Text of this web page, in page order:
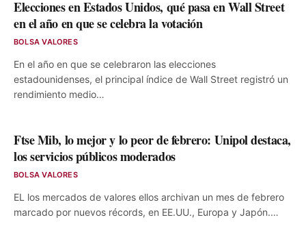
Elecciones en Estados Unidos, qué pasa en Wall Street
en el año en que se celebra la votación
BOLSA VALORES
En el año en que se celebraron las elecciones
estadounidenses, el principal índice de Wall Street registró un
rendimiento medio…
Ftse Mib, lo mejor y lo peor de febrero: Unipol destaca,
los servicios públicos moderados
BOLSA VALORES
EL los mercados de valores ellos archivan un mes de febrero
marcado por nuevos récords, en EE.UU., Europa y Japón.…